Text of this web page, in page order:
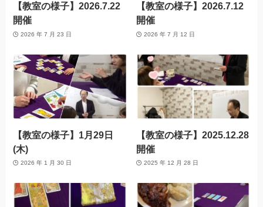
【教室の様子】2026.7.22
開催
2026 年 7 月 23 日
【教室の様子】2026.7.12
開催
2026 年 7 月 12 日
【教室の様子】1月29日
(木)
2026 年 1 月 30 日
【教室の様子】2025.12.28
開催
2025 年 12 月 28 日